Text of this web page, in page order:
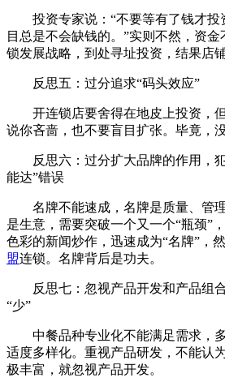
投资专家说：“不要等有了钱才投
目总是不会缺钱的。”实则不然，资
锁发展战略，到处寻址投资，结果店
反思五：过分追求“码头效应”
开连锁店要舍得在地皮上投资，但
说你吝啬，也不要盲目扩张。毕竟，
反思六：过分扩大品牌的作用，犯
能达”错误
名牌不能速成，名牌是质量、管
是生意，需要突破一个又一个“瓶颈”
色彩的新闻炒作，迅速成为“名牌”，
盟连锁。名牌背后是功夫。
反思七：忽视产品开发和产品组合
“少”
中餐品种专业化不能满足需求，
适度多样化。重视产品研发，不能认
极丰富，就忽视产品开发。